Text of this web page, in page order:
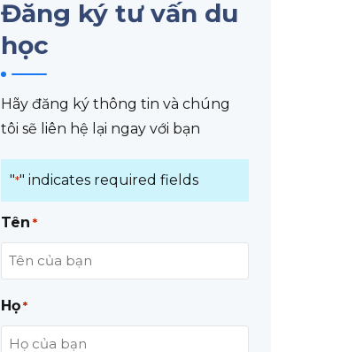
Đăng ký tư vấn du
học
Hãy đăng ký thông tin và chúng
tôi sẽ liên hệ lại ngay với bạn
"*" indicates required fields
Tên *
Họ *